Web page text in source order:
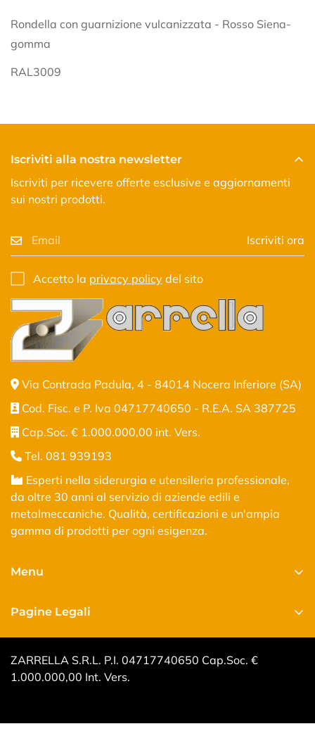
Rondella con guarnizione vulcanizzata - Rosso Siena-
gomma
RAL3009
Via Contrada Padula, 4 - 84014 Nocera Inferiore (SA)
Cod. Fisc. e P. Iva 04717740650 - R.E.A. SA 387725
Cap.Soc. € 1.000.000,00 int. Vers.
Tel. 081 939193
Esperti nella siderurgia e utensileria professionale,
da oltre 30 anni al servizio di aziende edili e
metalmeccaniche. Qualità, certificazioni e un'ampia
gamma di prodotti per ogni esigenza.
Menu
Shop
Certificazioni e Contatti
Pagine Legali
Privacy Policy
Cookie Policy
Condizioni di vendita
Iscriviti alla nostra newsletter
Iscriviti per ricevere offerte esclusive e aggiornamenti
sui nostri prodotti.
Iscriviti ora
Accetto la privacy policy del sito
ZARRELLA S.R.L. P.I. 04717740650 Cap.Soc. €
1.000.000,00 Int. Vers.